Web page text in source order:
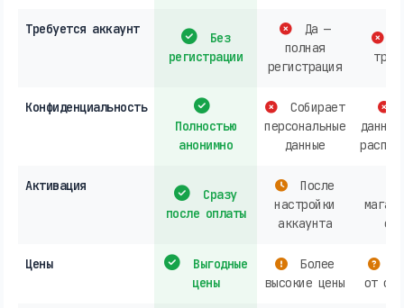
Требуется аккаунт
Без
регистрации
Да —
полная
регистрация
Конфиденциальность
Полностью
анонимно
Собирает
персональные
данные
Активация
Сразу
после оплаты
После
настройки
аккаунта
Цены
Выгодные
цены
Более
высокие цены
от